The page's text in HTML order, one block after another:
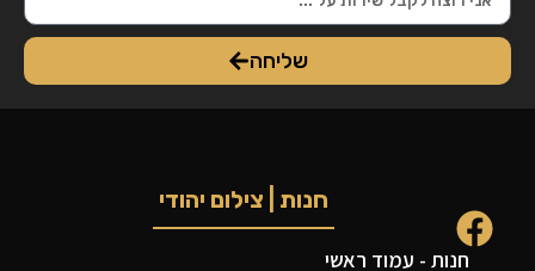
שליחה
חנות | צילום יהודי
חנות - עמוד ראשי